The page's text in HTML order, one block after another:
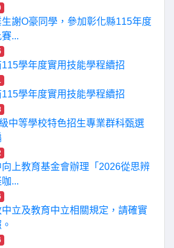
謝O豪同學，參加彰化縣115年度
...
115學年度實用技能學程續招
115學年度實用技能學程續招
中等學校特色招生專業群科甄選
上教育基金會辦理「2026從思辨
...
立及教育中立相關規定，請確實